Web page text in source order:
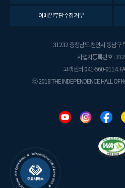
이메일무단수집거부
31232 충청남도 천안시 동남구
사업자등록번호 :
고객센터 041-560-0114.
ⓒ 2018 THE INDEPENDENCE HALL OF